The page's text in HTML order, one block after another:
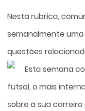
Nesta rubrica,
semanalmente uma
questões
Esta semana
futsal, o mais
sobre a sua